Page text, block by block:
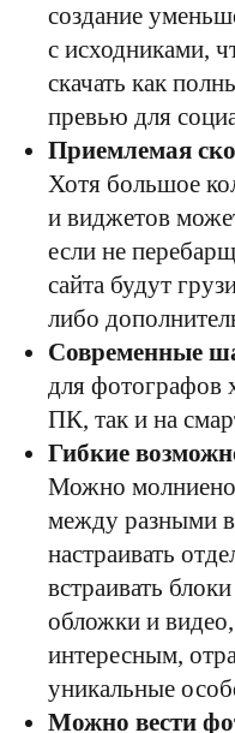
создание
с исходниками,
скачать как
превью для
Приемлемая
Хотя большое
и виджетов
если не
сайта будут
либо
Современные
для фотографов
ПК, так и на
Гибкие
Можно
между разными
настраивать
встраивать
обложки и
интересным,
уникальные
Можно вести